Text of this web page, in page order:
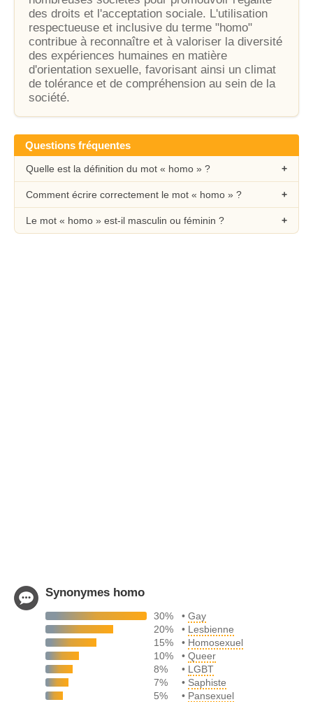
Synonymes homo
30% •Gay
20%
• Lesbienne
15%
• Homosexuel
10%
•Queer
8%
• LGBT
7%
• Saphiste
5%
• Pansexuel
des droits et l'acceptation sociale. L'utilisation
respectueuse et inclusive du terme "homo"
contribue à reconnaître et à valoriser la diversité
des expériences humaines en matière
d'orientation sexuelle, favorisant ainsi un climat
de tolérance et de compréhension au sein de la
société.
Questions fréquentes
Quelle est la définition du mot « homo » ?
Comment écrire correctement le mot « homo » ?
Le mot « homo » est-il masculin ou féminin ?